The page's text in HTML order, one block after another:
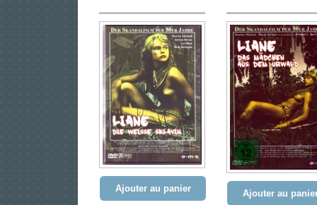
Ajouter au panier Ajouter au